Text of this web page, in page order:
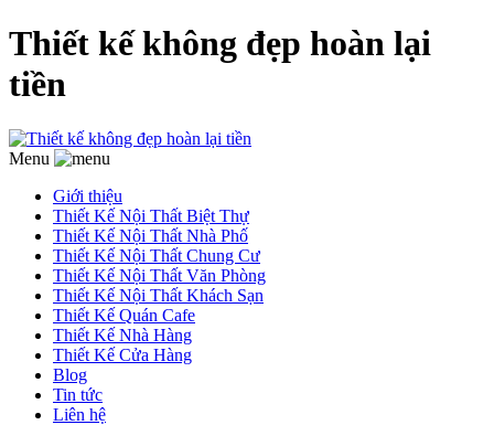
Thiết kế không đẹp hoàn lại
tiền
Menu
Giới thiệu
Thiết Kế Nội Thất Biệt Thự
Thiết Kế Nội Thất Nhà Phố
Thiết Kế Nội Thất Chung Cư
Thiết Kế Nội Thất Văn Phòng
Thiết Kế Nội Thất Khách Sạn
Thiết Kế Quán Cafe
Thiết Kế Nhà Hàng
Thiết Kế Cửa Hàng
Blog
Tin tức
Liên hệ